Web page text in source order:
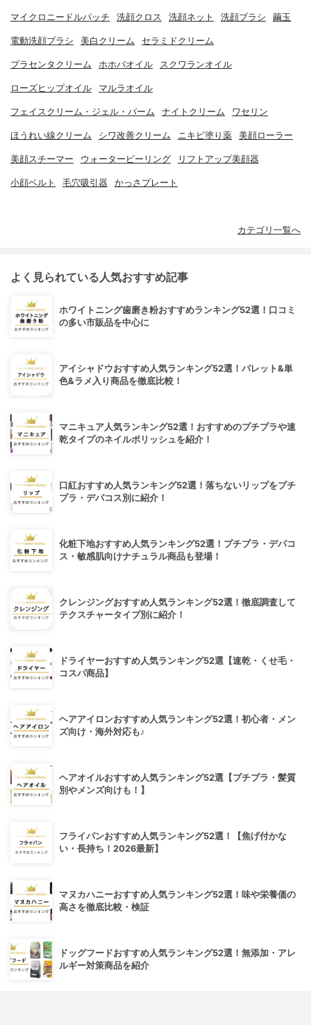
マイクロニードルパッチ 洗顔クロス 洗顔ネット 洗顔ブラシ 繭玉
電動洗顔ブラシ 美白クリーム セラミドクリーム
プラセンタクリーム ホホバオイル スクワランオイル
ローズヒップオイル マルラオイル
フェイスクリーム・ジェル・バーム ナイトクリーム ワセリン
ほうれい線クリーム シワ改善クリーム ニキビ塗り薬 美顔ローラー
美顔スチーマー ウォーターピーリング リフトアップ美顔器
小顔ベルト 毛穴吸引器 かっさプレート
カテゴリ一覧へ
よく見られている人気おすすめ記事
ホワイトニング歯磨き粉おすすめランキング52選！口コミ
の多い市販品を中心に
アイシャドウおすすめ人気ランキング52選！パレット&単
色&ラメ入り商品を徹底比較！
マニキュア人気ランキング52選！おすすめのプチプラや速
乾タイプのネイルポリッシュを紹介！
口紅おすすめ人気ランキング52選！落ちないリップをプチ
プラ・デパコス別に紹介！
化粧下地おすすめ人気ランキング52選！プチプラ・デパコ
ス・敏感肌向けナチュラル商品も登場！
クレンジングおすすめ人気ランキング52選！徹底調査して
テクスチャータイプ別に紹介！
ドライヤーおすすめ人気ランキング52選【速乾・くせ毛・
コスパ商品】
ヘアアイロンおすすめ人気ランキング52選！初心者・メン
ズ向け・海外対応も♪
ヘアオイルおすすめ人気ランキング52選【プチプラ・髪質
別やメンズ向けも！】
フライパンおすすめ人気ランキング52選！【焦げ付かな
い・長持ち！2026最新】
マヌカハニーおすすめ人気ランキング52選！味や栄養価の
高さを徹底比較・検証
ドッグフードおすすめ人気ランキング52選！無添加・アレ
ルギー対策商品を紹介